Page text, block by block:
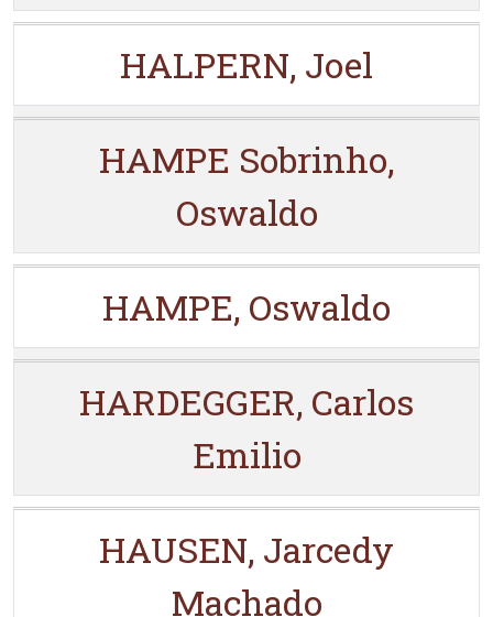
HALPERN, Joel
HAMPE Sobrinho,
Oswaldo
HAMPE, Oswaldo
HARDEGGER, Carlos
Emilio
HAUSEN, Jarcedy
Machado